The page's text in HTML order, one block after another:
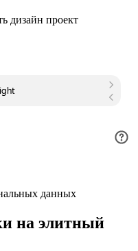
дизайн проект
данных
на элитный